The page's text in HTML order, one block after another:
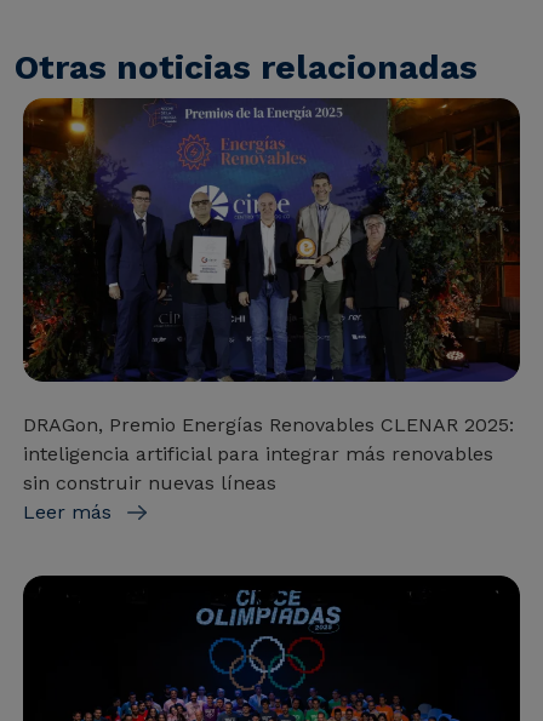
Otras noticias relacionadas
DRAGon, Premio Energías Renovables CLENAR 2025:
inteligencia artificial para integrar más renovables
sin construir nuevas líneas
Leer más